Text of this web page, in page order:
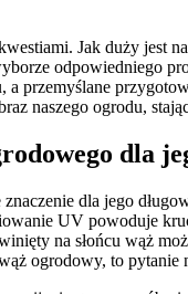
Jak duży jest
odpowiedniego
a przemyślane
naszego ogrodu,
dla
dla jego
UV powoduje
na słońcu wąż
ogrodowy, to